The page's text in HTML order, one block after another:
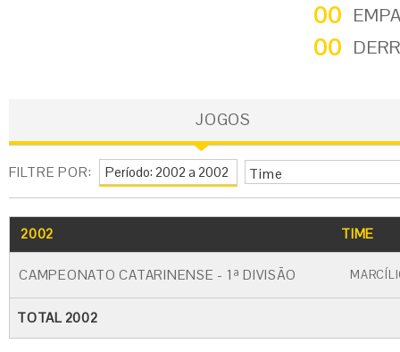
00
00
JOGOS
FILTRE POR: Time
2002 TIME
CAMPEONATO CATARINENSE - 1ª DIVISÃO
TOTAL 2002